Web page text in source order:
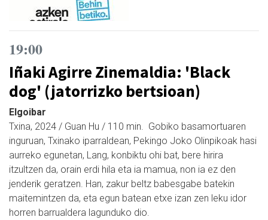
19:00
Iñaki Agirre Zinemaldia: 'Black
dog' (jatorrizko bertsioan)
Elgoibar
Txina, 2024 / Guan Hu / 110 min. Gobiko basamortuaren
inguruan, Txinako iparraldean, Pekingo Joko Olinpikoak hasi
aurreko egunetan, Lang, konbiktu ohi bat, bere hirira
itzultzen da, orain erdi hila eta ia mamua, non ia ez den
jenderik geratzen. Han, zakur beltz babesgabe batekin
maitemintzen da, eta egun batean etxe izan zen leku idor
horren barrualdera lagunduko dio.